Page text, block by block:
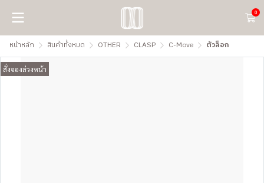
0
หน้าหลัก สินค้าทั้งหมด OTHER CLASP C-Move ตัวล็อก
สั่งจองล่วงหน้า